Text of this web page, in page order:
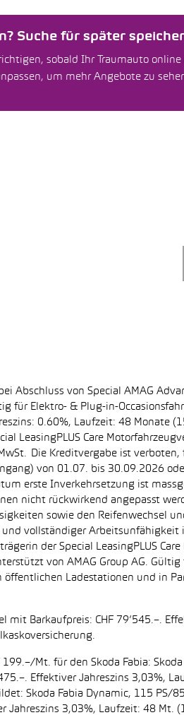
Suche für später
sobald Ihr Traumauto online
um mehr Angebote zu
Abschluss von Special AMAG
für Elektro- & Plug-in-
0.60%, Laufzeit: 48 Monate
LeasingPLUS Care
Die Kreditvergabe ist
von 01.07. bis 30.09.2026
erste Inverkehrsetzung ist
nicht rückwirkend angepasst
sowie den Reifenwechsel
vollständiger Arbeitsunfähigkeit
der Special LeasingPLUS
von AMAG Group AG.
Ladestationen und in
Barkaufpreis: CHF 79’545.–.
199.–/Mt. für den Skoda Fabia:
Effektiver Jahreszins 3,03%,
Skoda Fabia Dynamic, 115
Jahreszins 3,03%, Laufzeit: 48